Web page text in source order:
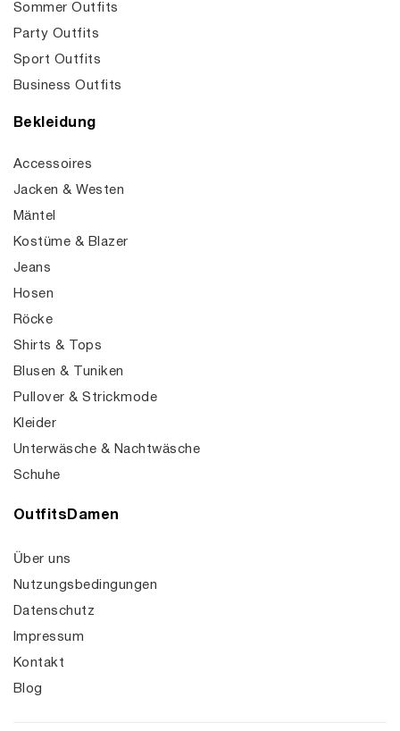
Sommer Outfits
Party Outfits
Sport Outfits
Business Outfits
Bekleidung
Accessoires
Jacken & Westen
Mäntel
Kostüme & Blazer
Jeans
Hosen
Röcke
Shirts & Tops
Blusen & Tuniken
Pullover & Strickmode
Kleider
Unterwäsche & Nachtwäsche
Schuhe
OutfitsDamen
Über uns
Nutzungsbedingungen
Datenschutz
Impressum
Kontakt
Blog